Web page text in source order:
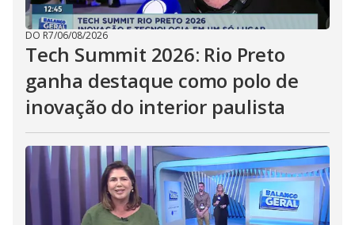
DO R7/06/08/2026
Tech Summit 2026: Rio Preto
ganha destaque como polo de
inovação do interior paulista